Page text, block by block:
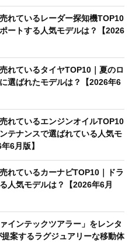
売れているレーダー探知機TOP10
ポートする人気モデルは？【2026
れているタイヤTOP10｜夏のロ
選ばれたモデルは？【2026年6
売れているエンジンオイルTOP10
テナンスで選ばれている人気モ
6月版】
れているカーナビTOP10｜ドラ
人気モデルは？【2026年6月
インテックツアラー」をレンタ
案するラグジュアリーな移動体